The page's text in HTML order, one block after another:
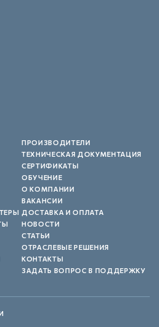
ПРОИЗВОДИТЕЛИ
ТЕХНИЧЕСКАЯ ДОКУМЕНТАЦИЯ
СЕРТИФИКАТЫ
ОБУЧЕНИЕ
О КОМПАНИИ
ВАКАНСИИ
ДОСТАВКА И ОПЛАТА
НОВОСТИ
СТАТЬИ
ОТРАСЛЕВЫЕ РЕШЕНИЯ
КОНТАКТЫ
ЗАДАТЬ ВОПРОС В ПОДДЕРЖКУ